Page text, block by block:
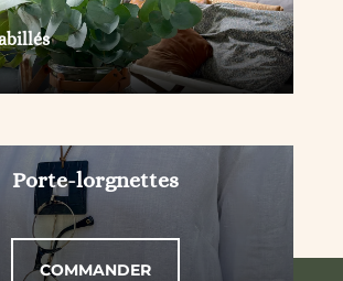
Porte-lorgnettes
COMMANDER